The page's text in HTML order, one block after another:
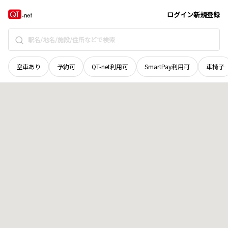
ログイン新規登録
空車あり 予約可 QT-net利用可 SmartPay利用可 車椅子
鳥取県